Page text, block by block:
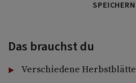
SPEICHERN
Das brauchst du
Verschiedene